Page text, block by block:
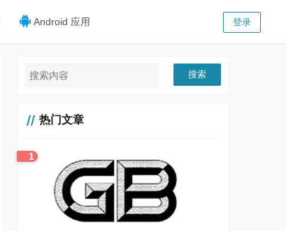
Android 应用 登录
搜索
热门文章
1